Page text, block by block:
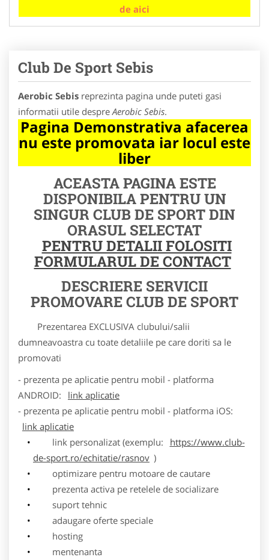
de aici
Club De Sport Sebis
Aerobic Sebis reprezinta pagina unde puteti gasi
informatii utile despre Aerobic Sebis.
Pagina Demonstrativa afacerea
nu este promovata iar locul este
liber
ACEASTA PAGINA ESTE
DISPONIBILA PENTRU UN
SINGUR CLUB DE SPORT DIN
ORASUL SELECTAT
PENTRU DETALII FOLOSITI
FORMULARUL DE CONTACT
DESCRIERE SERVICII
PROMOVARE CLUB DE SPORT
Prezentarea EXCLUSIVA clubului/salii
dumneavoastra cu toate detaliile pe care doriti sa le
promovati
- prezenta pe aplicatie pentru mobil - platforma
ANDROID:
link aplicatie
- prezenta pe aplicatie pentru mobil - platforma iOS:
link aplicatie
link personalizat (exemplu:
https://www.club-
de-sport.ro/echitatie/rasnov )
optimizare pentru motoare de cautare
prezenta activa pe retelele de socializare
suport tehnic
adaugare oferte speciale
hosting
mentenanta